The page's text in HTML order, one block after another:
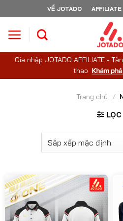
to
VỀ JOTADO AFFILIATE
Gia nhập JOTADO AFFILIATE -
thao
Trang chủ /
LỌC